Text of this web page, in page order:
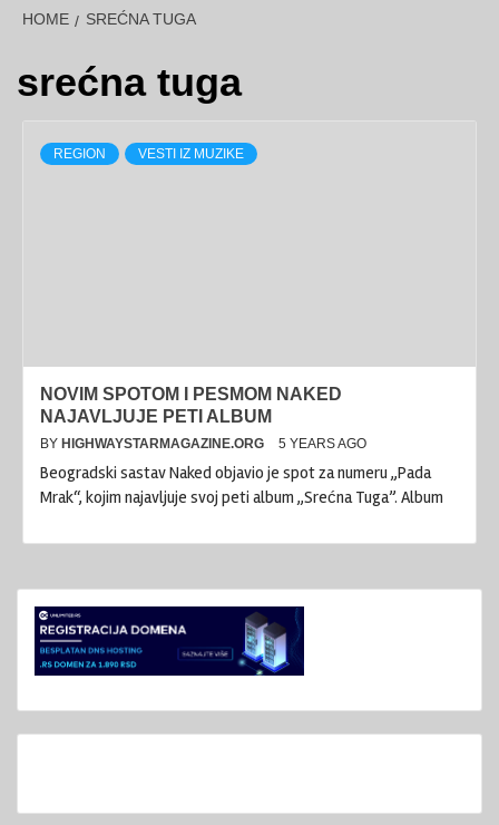
HOME SREĆNA TUGA
srećna tuga
REGION VESTI IZ MUZIKE
NOVIM SPOTOM I PESMOM NAKED
NAJAVLJUJE PETI ALBUM
BY HIGHWAYSTARMAGAZINE.ORG 5 YEARS AGO
Beogradski sastav Naked objavio je spot za numeru „Pada
Mrak“, kojim najavljuje svoj peti album ,,Srećna Tuga”. Album